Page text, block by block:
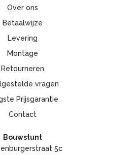
Over ons
Betaalwijze
Levering
Montage
Retourneren
vragen
Prijsgarantie
Contact
Bouwstunt
5c